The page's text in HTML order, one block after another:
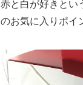
赤と白が好きとい
のお気に入りポイ